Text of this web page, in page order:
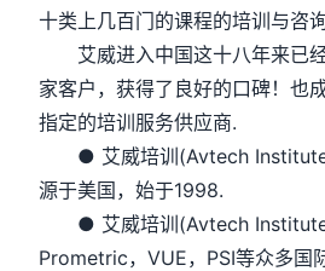
十类上几百门的课程的培训与咨询
艾威进入中国这十八年来已
家客户，获得了良好的口碑！也
指定的培训服务供应商.
● 艾威培训(Avtech Institute
源于美国，始于1998.
● 艾威培训(Avtech
Prometric，VUE，PSI等众多国